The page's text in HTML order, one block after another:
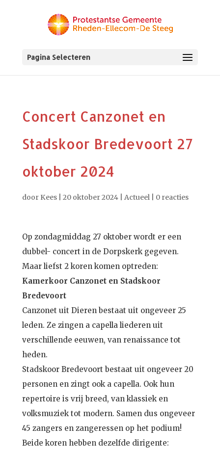
Pagina Selecteren
Concert Canzonet en
Stadskoor Bredevoort 27
oktober 2024
door Kees| 20 oktober 2024| Actueel| 0 reacties
Op zondagmiddag 27 oktober wordt er een
dubbel- concert in de Dorpskerk gegeven.
Maar liefst 2 koren komen optreden:
Kamerkoor Canzonet en Stadskoor
Bredevoort
Canzonet uit Dieren bestaat uit ongeveer 25
leden. Ze zingen a capella liederen uit
verschillende eeuwen, van renaissance tot
heden.
Stadskoor Bredevoort bestaat uit ongeveer 20
personen en zingt ook a capella. Ook hun
repertoire is vrij breed, van klassiek en
volksmuziek tot modern. Samen dus ongeveer
45 zangers en zangeressen op het podium!
Beide koren hebben dezelfde dirigente: